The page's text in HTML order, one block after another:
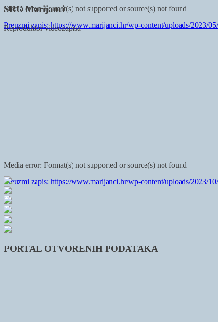
Media error: Format(s) not supported or source(s) not found
Preuzmi zapis: https://www.marijanci.hr/wp-content/uploads/2023/
SRC Marijanci
Reproduktor videozapisa
Media error: Format(s) not supported or source(s) not found
Preuzmi zapis: https://www.marijanci.hr/wp-content/uploads/2023/
00:00
PORTAL OTVORENIH PODATAKA